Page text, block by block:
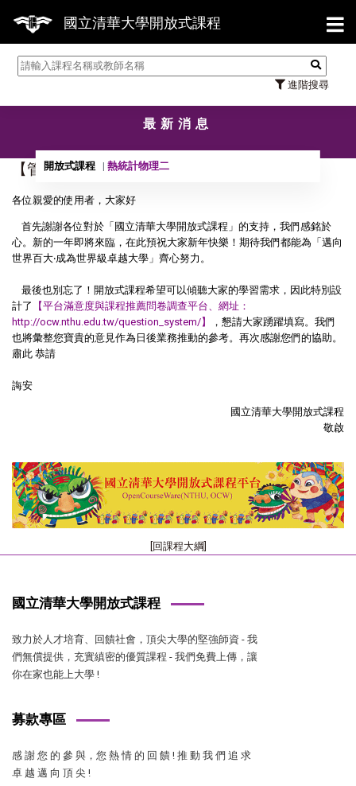
國立清華大學開放式課程
進階搜尋
【
最新消息
開放式課程 熱統計物理二
【管理】預祝您新年快樂！
各位親愛的使用者，大家好
首先謝謝各位對於「國立清華大學開放式課程」的支持，我們感銘於
心。新的一年即將來臨，在此預祝大家新年快樂！期待我們都能為「邁向
世界百大‧成為世界級卓越大學」齊心努力。
最後也別忘了！開放式課程希望可以傾聽大家的學習需求，因此特別設
計了
【平台滿意度與課程推薦問卷調查平台、網址：
http://ocw.nthu.edu.tw/question_system/】
，懇請大家踴躍填寫。我們
也將彙整您寶貴的意見作為日後業務推動的參考。再次感謝您們的協助。
肅此 恭請
誨安
國立清華大學開放式課程
敬啟
[回課程大綱]
國立清華大學開放式課程
致力於人才培育、回饋社會，頂尖大學的堅強師資 - 我
們無償提供，充實縝密的優質課程 - 我們免費上傳，讓
你在家也能上大學 !
募款專區
感 謝 您 的 參 與，您 熱 情 的 回 饋 ! 推 動 我 們 追 求
卓 越 邁 向 頂 尖 !